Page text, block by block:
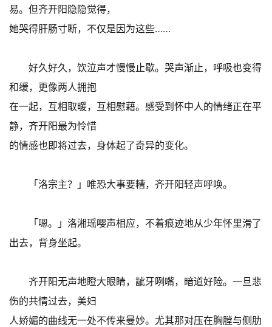
易。但齐开阳隐隐觉得，
她哭得肝肠寸断，不仅是因为这些……
好久好久，饮泣声才慢慢止歇。哭声渐止，呼吸也变得
和缓，更像两人拥抱
在一起，互相取暖，互相慰藉。感受到怀中人的情绪正在平
静，齐开阳最为怜惜
的情感也即将过去，身体起了奇异的变化。
「洛宗主？」唯恐大事要糟，齐开阳轻声呼唤。
「嗯。」洛湘瑶嘤声相应，不着痕迹地从少年怀里滑了
出去，背身坐起。
齐开阳无声地瞪大眼睛，龇牙咧嘴，暗道好险。一旦悲
伤的共情过去，美妇
人娇媚的曲线无一处不传来曼妙。尤其那对压在胸膛与侧肋